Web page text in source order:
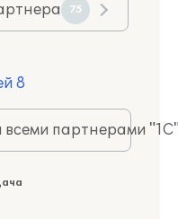
75
8
всеми партнерами